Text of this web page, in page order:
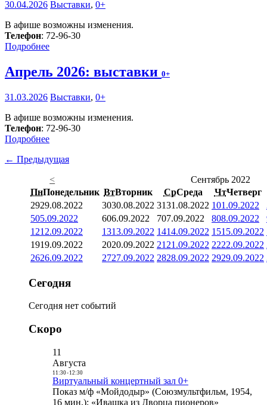
30.04.2026 Выставки, 0+
В афише возможны изменения.
Телефон: 72-96-30
Подробнее
Апрель 2026: выставки 0+
31.03.2026 Выставки, 0+
В афише возможны изменения.
Телефон: 72-96-30
Подробнее
← Предыдущая
<
Сентябрь 2022
ПнПонедельник ВтВторник СрСреда ЧтЧетверг
2929.08.2022 3030.08.2022 3131.08.2022 101.09.2022
505.09.2022 606.09.2022 707.09.2022 808.09.2022
1212.09.2022 1313.09.2022 1414.09.2022 1515.09.2022
1919.09.2022 2020.09.2022 21 21.09.2022 2222.09.2022
2626.09.2022 2727.09.2022 2828.09.2022 2929.09.2022
Сегодня
Сегодня нет событий
Скоро
11
Августа
11:30- 12:30
Виртуальный концертный зал 0+
Показ м/ф «Мойдодыр» (Союзмультфильм, 1954,
16 мин.); «Ивашка из Дворца пионеров»